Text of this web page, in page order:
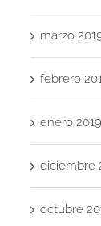
marzo
febrero
enero 2019
diciembre
octubre